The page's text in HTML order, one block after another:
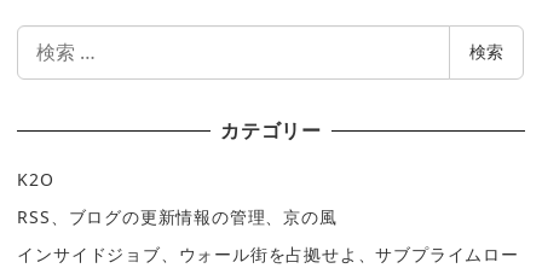
検
検索
カテゴリー
K2O
RSS、ブログの更新情報の管理、京の風
インサイドジョブ、ウォール街を占拠せよ、サブプライムロー